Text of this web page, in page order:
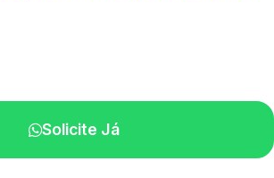
Solicite Já